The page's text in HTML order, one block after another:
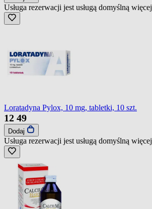
Usługa rezerwacji jest usługą domyślną więcej
Loratadyna Pylox, 10 mg, tabletki, 10 szt.
12 49
Dodaj
Usługa rezerwacji jest usługą domyślną więcej